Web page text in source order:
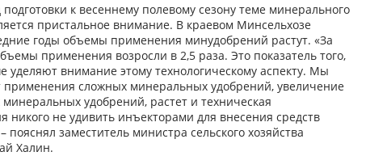
к весеннему полевому сезону теме минерального
пристальное внимание. В краевом Минсельхозе
годы объемы применения минудобрений растут. «За
применения возросли в 2,5 раза. Это показатель того,
уделяют внимание этому технологическому аспекту. Мы
применения сложных минеральных удобрений, увеличение
удобрений, растет и техническая
никого не удивить инъекторами для внесения средств
заместитель министра сельского хозяйства
Халин.